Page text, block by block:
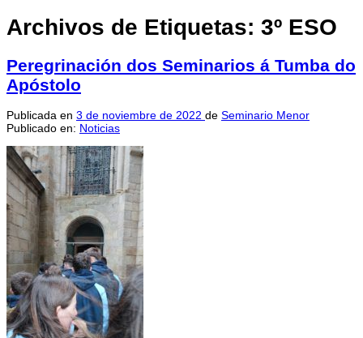
Archivos de Etiquetas: 3º ESO
Peregrinación dos Seminarios á Tumba do
Apóstolo
Publicada en 3 de noviembre de 2022 de Seminario Menor
Publicado en: Noticias